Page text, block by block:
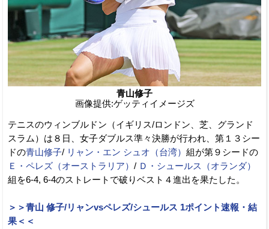
青山修子
画像提供:ゲッティイメージズ
テニスのウィンブルドン（イギリス/ロンドン、芝、グランド
スラム）は８日、女子ダブルス準々決勝が行われ、第１３シー
ドの青山修子/ リャン・エン シュオ（台湾） 組が第９シードの
Ｅ・ペレズ（オーストラリア） / Ｄ・シュールス（オランダ）
組を6-4, 6-4のストレートで破りベスト４進出を果たした。
＞＞青山 修子/リャンvsペレズ/シュールス 1ポイント速報・結
果＜＜